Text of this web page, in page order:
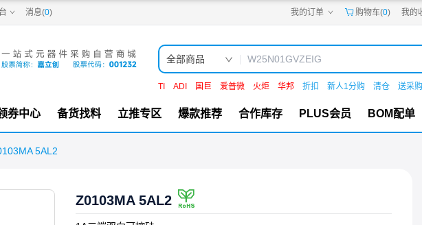
消息(0) 我的订单 购物车(0) 我的
嘉立创PCB
嘉立创FA
机电工坊
全部商品
TI ADI 国巨 爱普微 火炬 华邦 折扣 新人1分购 清仓 送采
券中心 备货找料 立推专区 爆款推荐 合作库存 PLUS会员 BOM配单
5AL2
Z0103MA 5AL2